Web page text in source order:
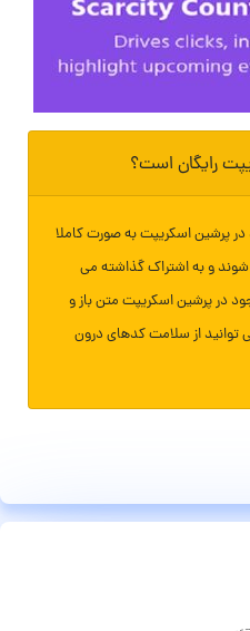
رایگان است؟
پرشین اسکریپت به صورت کاملا
و به اشتراک گذاشته می
در پرشین اسکریپت متن باز و
از سلامت کدهای درون